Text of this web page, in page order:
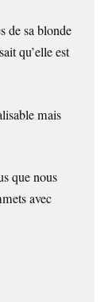
de sa blonde
qu’elle est
mais
que nous
avec